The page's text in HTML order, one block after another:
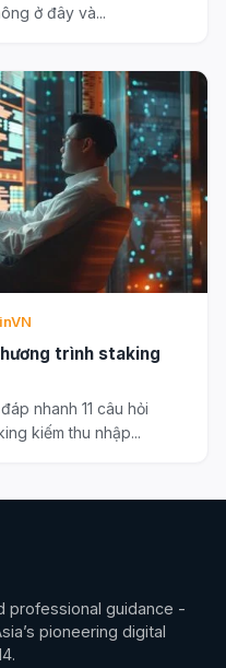
ở đây và...
trình staking
nhanh 11 câu hỏi
kiếm thu nhập...
professional guidance -
pioneering digital